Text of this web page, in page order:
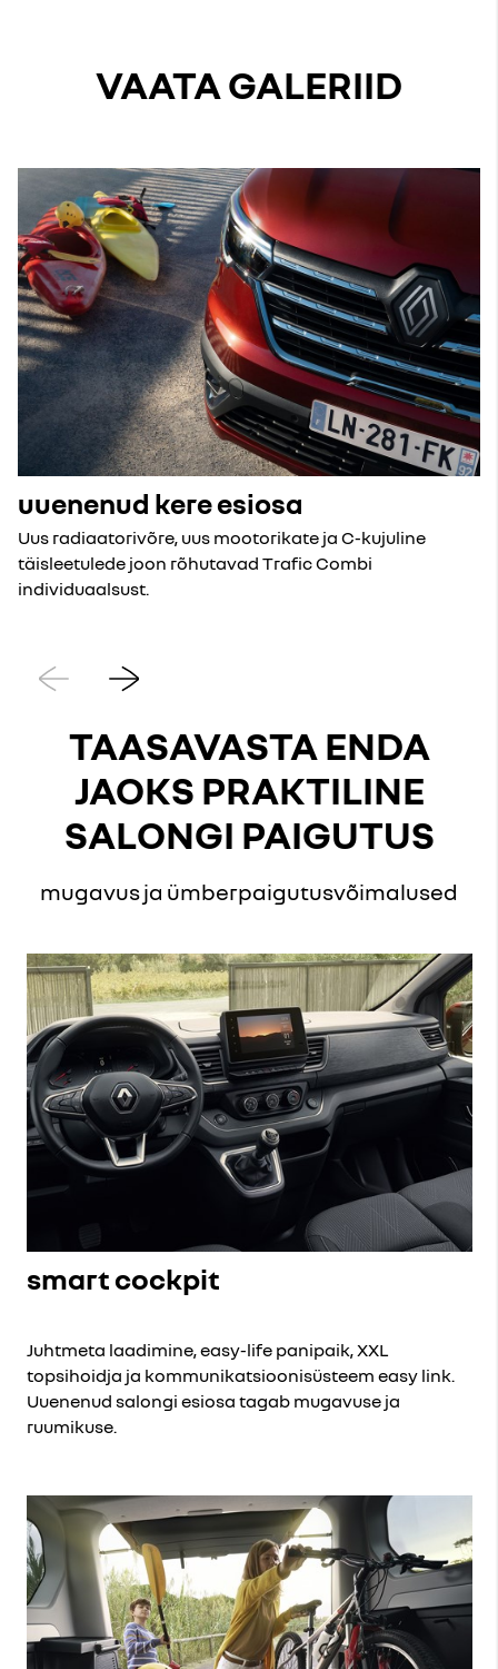
VAATA GALERIID
uuenenud kere esiosa
Uus radiaatorivõre, uus mootorikate ja C-kujuline
täisleetulede joon rõhutavad Trafic Combi
individuaalsust.
Eelmine
TAASAVASTA ENDA
JAOKS PRAKTILINE
SALONGI PAIGUTUS
mugavus ja ümberpaigutusvõimalused
smart cockpit
Juhtmeta laadimine, easy-life panipaik, XXL
topsihoidja ja kommunikatsioonisüsteem easy link.
Uuenenud salongi esiosa tagab mugavuse ja
ruumikuse.